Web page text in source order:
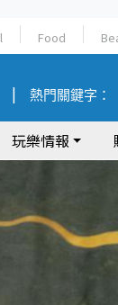
Food
熱門關鍵字：
玩樂情報